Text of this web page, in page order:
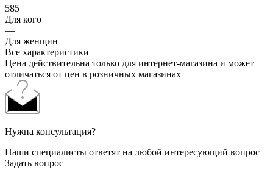
585
Для кого
—
Для женщин
Все характеристики
Цена действительна только для интернет-магазина и может
отличаться от цен в розничных магазинах
Нужна консультация?
Наши специалисты ответят на любой интересующий вопрос
Задать вопрос